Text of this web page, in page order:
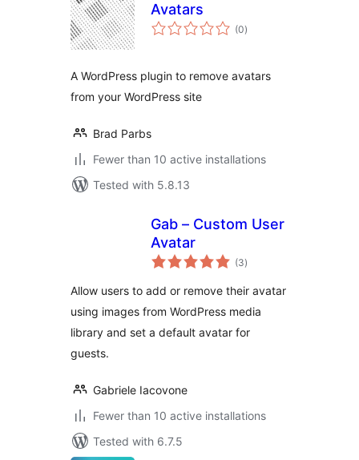
Avatars
(0total
ratings
)
A WordPress plugin to remove avatars
from your WordPress site
Brad Parbs
Fewer than 10 active installations
Tested with 5.8.13
Gab – Custom User
Avatar
(3total
ratings
)
Allow users to add or remove their avatar
using images from WordPress media
library and set a default avatar for
guests.
Gabriele Iacovone
Fewer than 10 active installations
Tested with 6.7.5